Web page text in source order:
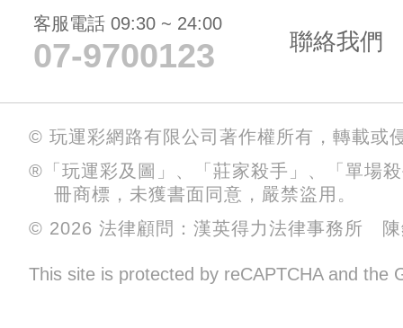
客服電話 09:30 ~ 24:00
07-9700123 聯絡我們
© 玩運彩網路有限公司著作權所有，轉載或
®「玩運彩及圖」、「莊家殺手」、「單場
冊商標，未獲書面同意，嚴禁盜用。
© 2026 法律顧問：漢英得力法律事務所 陳
This site is protected by reCAPTCHA and the